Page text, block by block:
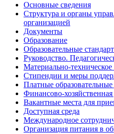
Основные сведения
Структура и органы
организацией
Документы
Образование
Образовательные
Руководство.
Материально-техническое
Стипендии и меры
Платные образовательные
Финансово-хозяйственная
Вакантные места для
Доступная среда
Международное
Организация питания в